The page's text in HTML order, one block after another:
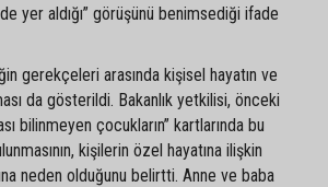
yer aldığı” görüşünü benimsediği ifade
gerekçeleri arasında kişisel hayatın ve
da gösterildi. Bakanlık yetkilisi, önceki
bilinmeyen çocukların” kartlarında bu
kişilerin özel hayatına ilişkin
neden olduğunu belirtti. Anne ve baba